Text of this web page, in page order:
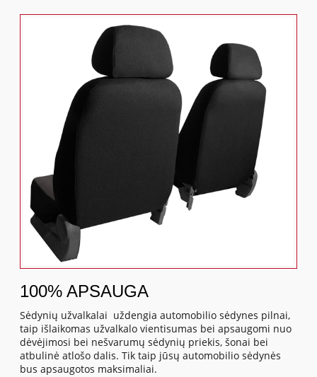
100% APSAUGA
Sėdynių užvalkalai uždengia automobilio sėdynes pilnai,
taip išlaikomas užvalkalo vientisumas bei apsaugomi nuo
dėvėjimosi bei nešvarumų sėdynių priekis, šonai bei
atbulinė atlošo dalis. Tik taip jūsų automobilio sėdynės
bus apsaugotos maksimaliai.